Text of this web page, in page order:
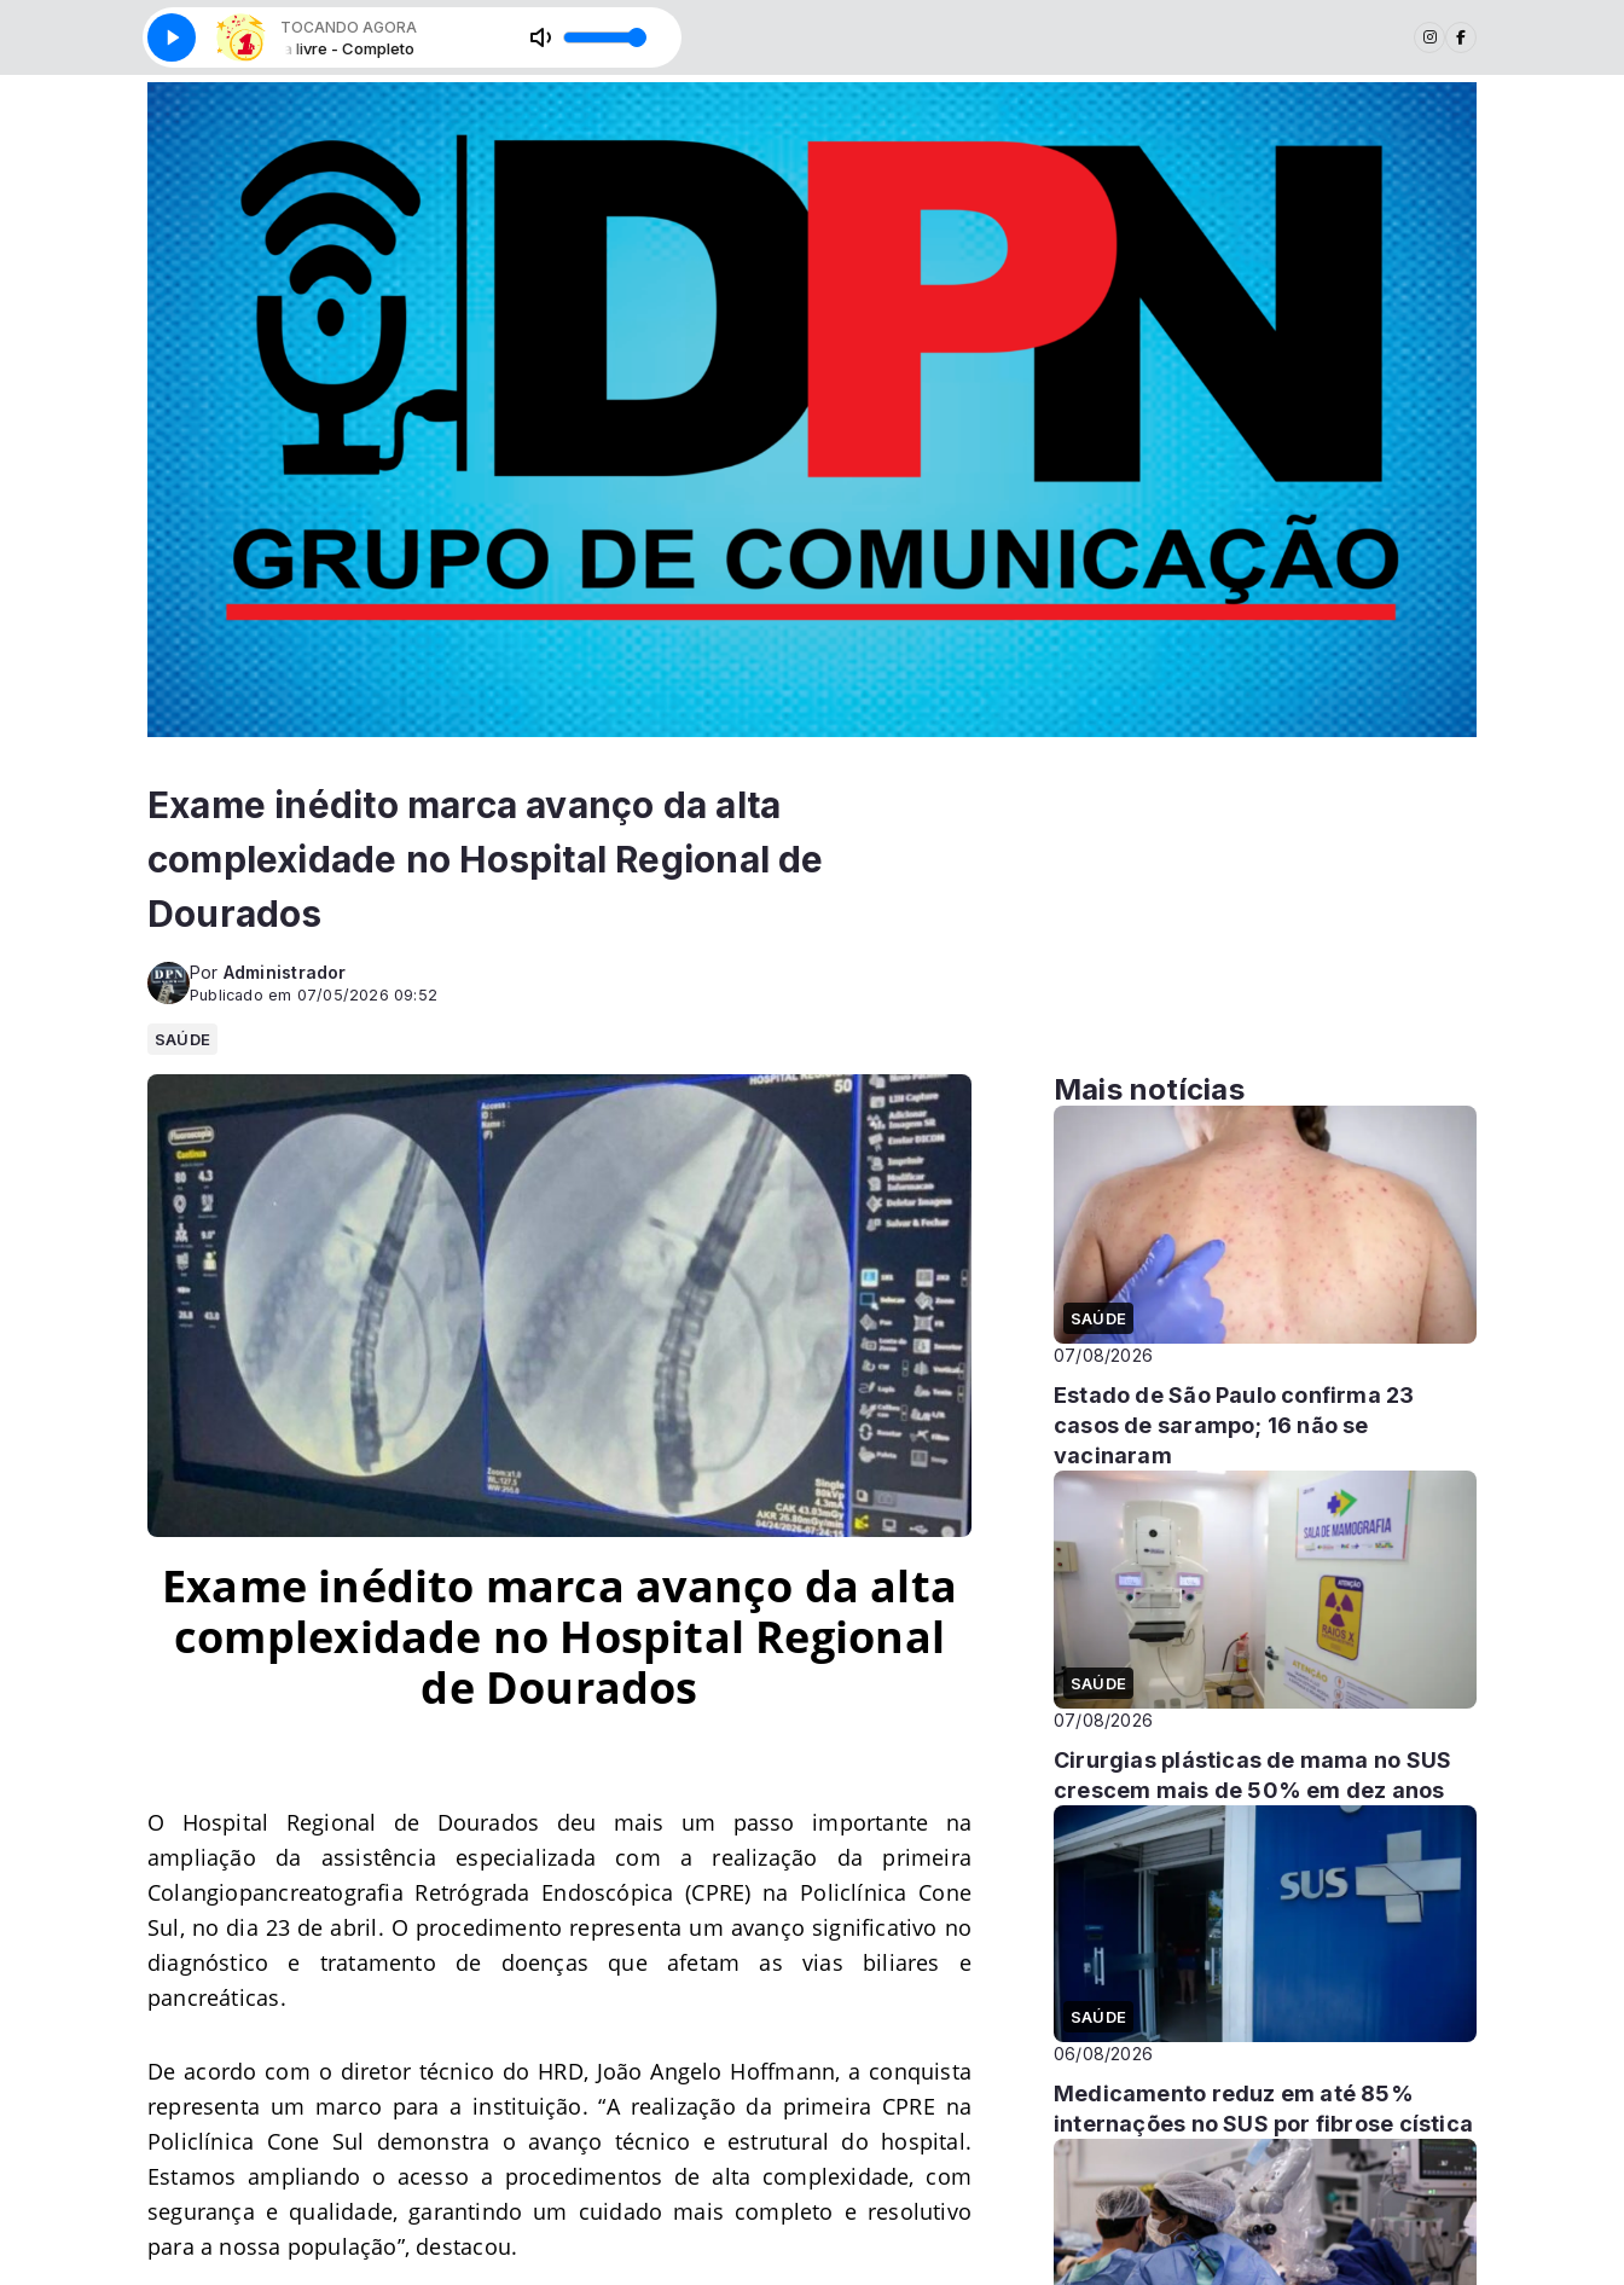
TOCANDO AGORA
Hora livre - Completo Hora livre - Completo
Exame inédito marca avanço da alta
complexidade no Hospital Regional de
Dourados
Por Administrador
Publicado em 07/05/2026 09:52
SAÚDE
Exame inédito marca avanço da alta
complexidade no Hospital Regional
de Dourados
O Hospital Regional de Dourados deu mais um passo importante na
ampliação da assistência especializada com a realização da primeira
Colangiopancreatografia Retrógrada Endoscópica (CPRE) na Policlínica Cone
Sul, no dia 23 de abril. O procedimento representa um avanço significativo no
diagnóstico e tratamento de doenças que afetam as vias biliares e
pancreáticas.
De acordo com o diretor técnico do HRD, João Angelo Hoffmann, a conquista
representa um marco para a instituição. “A realização da primeira CPRE na
Policlínica Cone Sul demonstra o avanço técnico e estrutural do hospital.
Estamos ampliando o acesso a procedimentos de alta complexidade, com
segurança e qualidade, garantindo um cuidado mais completo e resolutivo
para a nossa população”, destacou.
Mais notícias
SAÚDE
07/08/2026
Estado de São Paulo confirma 23
casos de sarampo; 16 não se
vacinaram
SAÚDE
07/08/2026
Cirurgias plásticas de mama no SUS
crescem mais de 50% em dez anos
SAÚDE
06/08/2026
Medicamento reduz em até 85%
internações no SUS por fibrose cística